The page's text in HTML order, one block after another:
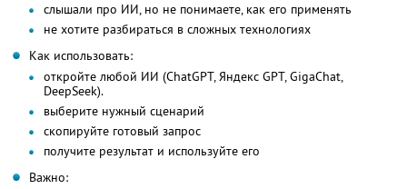
слышали про ИИ, но не понимаете, как его применять
не хотите разбираться в сложных технологиях
Как использовать:
откройте любой ИИ (ChatGPT, Яндекс GPT, GigaChat,
DeepSeek).
выберите нужный сценарий
скопируйте готовый запрос
получите результат и используйте его
Важно: